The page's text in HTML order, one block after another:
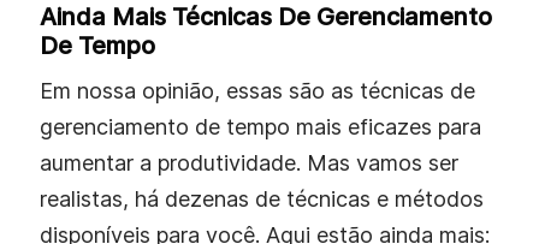
Ainda Mais Técnicas De Gerenciamento
De Tempo
Em nossa opinião, essas são as técnicas de
gerenciamento de tempo mais eficazes para
aumentar a produtividade. Mas vamos ser
realistas, há dezenas de técnicas e métodos
disponíveis para você. Aqui estão ainda mais: